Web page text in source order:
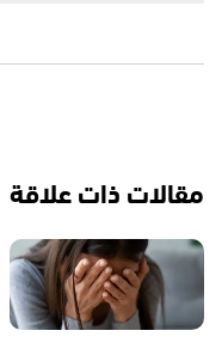
مقالات ذات علاقة